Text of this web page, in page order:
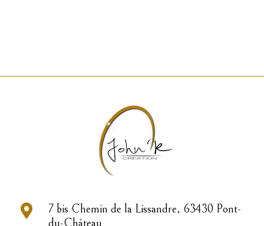

7 bis Chemin de la Lissandre, 63430 Pont-